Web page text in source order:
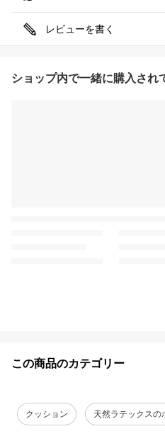
レビューを書く
ショップ内で一緒に購入され
この商品のカテゴリー
クッション 天然ラテックスの